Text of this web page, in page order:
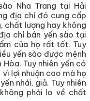
Nha Trang tại Hải
địa chỉ đó cung cấp
chất lượng hay không
chỉ bán yến sào tại
của họ rất tốt. Tuy
yến sào được mệnh
Hòa. Tuy nhiên yến có
lợi nhuận cao mà họ
nhái, giả. Tuy nhiên
phải lo về chất